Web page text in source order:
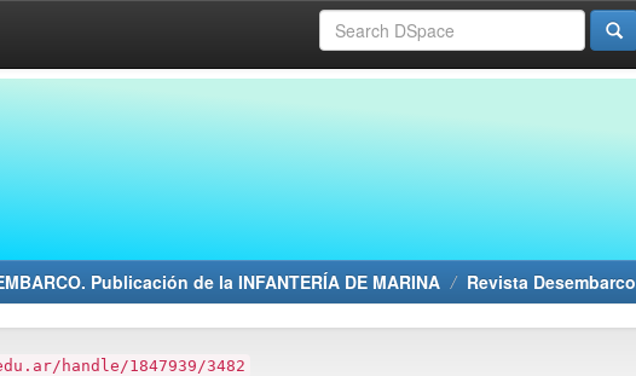
Publicación de la INFANTERÍA DE MARINA Revista Desembarco
handle/1847939/3482